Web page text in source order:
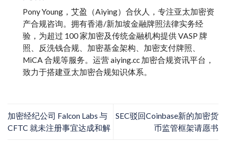
Pony Young，艾盈（Aiying）合伙人，专注亚太加密资
产合规咨询。拥有香港/新加坡金融牌照法律实务经
验，为超过 100 家加密及传统金融机构提供 VASP 牌
照、反洗钱合规、加密基金架构、加密支付牌照、
MiCA 合规等服务。运营 aiying.cc 加密合规资讯平台，
致力于搭建亚太加密合规知识体系。
加密经纪公司 Falcon Labs 与
CFTC 就未注册事宜达成和解
SEC驳回Coinbase新的加密货
币监管框架请愿书